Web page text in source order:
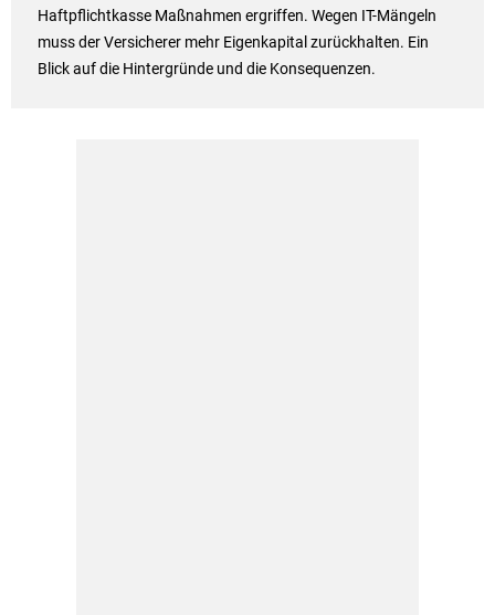
Haftpflichtkasse Maßnahmen ergriffen. Wegen IT-Mängeln
muss der Versicherer mehr Eigenkapital zurückhalten. Ein
Blick auf die Hintergründe und die Konsequenzen.